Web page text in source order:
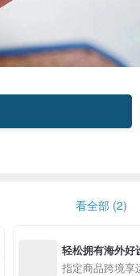
看全部 (2)
轻松拥有海外好
指定商品跨境享